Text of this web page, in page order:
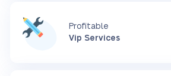
Profitable
Vip Services